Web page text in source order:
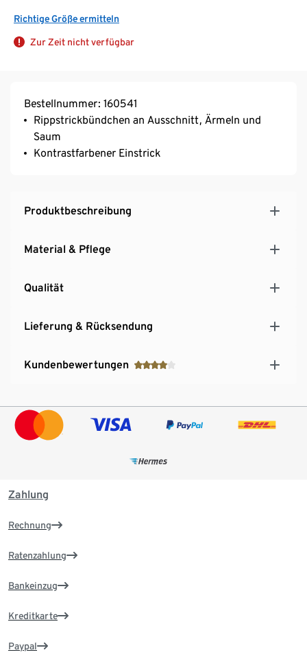
Richtige Größe ermitteln
Zur Zeit nicht verfügbar
Bestellnummer: 160541
Rippstrickbündchen an Ausschnitt, Ärmeln und
Saum
Kontrastfarbener Einstrick
Produktbeschreibung
Material & Pflege
Qualität
Lieferung & Rücksendung
Kundenbewertungen
Zahlung
Rechnung
Ratenzahlung
Bankeinzug
Kreditkarte
Paypal